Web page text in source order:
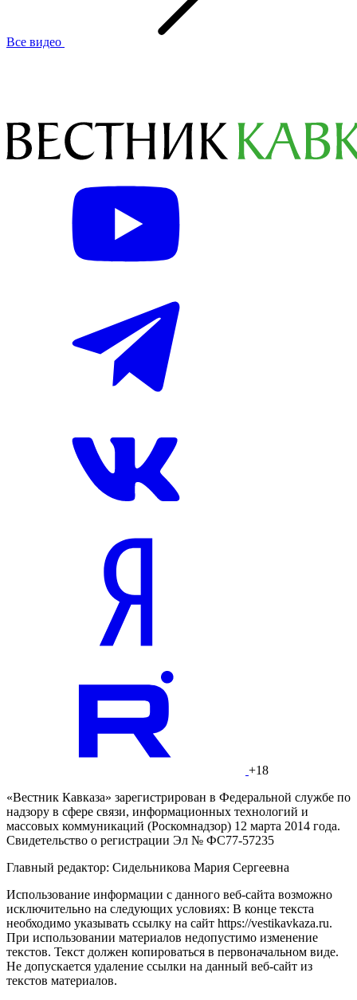
Все видео
+18
«Вестник Кавказа» зарегистрирован в Федеральной службе по
надзору в сфере связи, информационных технологий и
массовых коммуникаций (Роскомнадзор) 12 марта 2014 года.
Свидетельство о регистрации Эл № ФС77-57235
Главный редактор: Сидельникова Мария Сергеевна
Использование информации с данного веб-сайта возможно
исключительно на следующих условиях: В конце текста
необходимо указывать ссылку на сайт https://vestikavkaza.ru.
При использовании материалов недопустимо изменение
текстов. Текст должен копироваться в первоначальном виде.
Не допускается удаление ссылки на данный веб-сайт из
текстов материалов.